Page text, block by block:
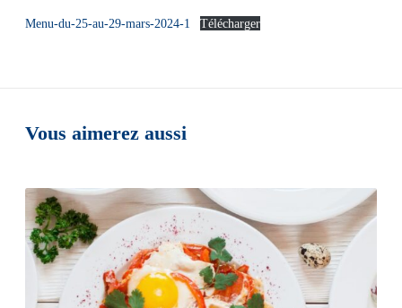
Menu-du-25-au-29-mars-2024-1 Télécharger
Vous aimerez aussi